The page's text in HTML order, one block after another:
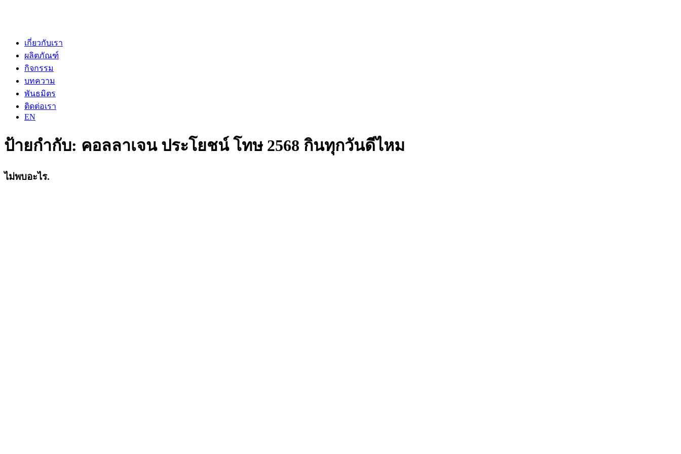
เกี่ยวกับเรา
ผลิตภัณฑ์
กิจกรรม
บทความ
พันธมิตร
ติดต่อเรา
EN
ป้ายกำกับ: คอลลาเจน ประโยชน์ โทษ 2568 กินทุกวันดีไหม
ไม่พบอะไร.